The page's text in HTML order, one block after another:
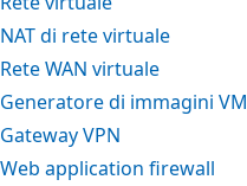
NAT di rete virtuale
Rete WAN virtuale
Generatore di immagini VM
Gateway VPN
Web application firewall